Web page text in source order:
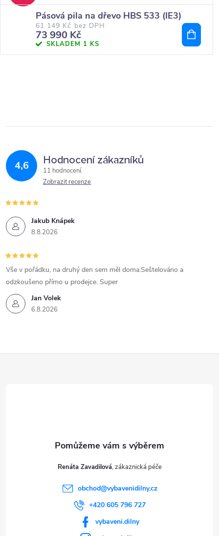
Pásová pila na dřevo HBS 533 (IE3)
61 149 Kč bez DPH
73 990 Kč
SKLADEM 1 KS
4,6 Hodnocení zákazníků
11 hodnocení
Zobrazit recenze
Jakub Knápek
8.8.2026
Jan Volek
6.8.2026
Vše v pořádku, na druhý den sem měl doma.Seštelováno a
odzkoušeno přímo u prodejce. Super
Renáta Zavadilová
obchod@vybavenidilny.cz
+420 605 796 727
vybaveni.dilny